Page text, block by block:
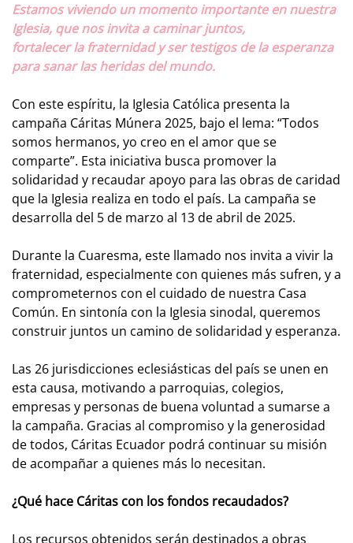
Estamos viviendo un momento importante en nuestra
Iglesia, que nos invita a caminar juntos,
fortalecer la fraternidad y ser testigos de la esperanza
para sanar las heridas del mundo.
Con este espíritu, la Iglesia Católica presenta la
campaña Cáritas Múnera 2025, bajo el lema: “Todos
somos hermanos, yo creo en el amor que se
comparte”. Esta iniciativa busca promover la
solidaridad y recaudar apoyo para las obras de caridad
que la Iglesia realiza en todo el país. La campaña se
desarrolla del 5 de marzo al 13 de abril de 2025.
Durante la Cuaresma, este llamado nos invita a vivir la
fraternidad, especialmente con quienes más sufren, y a
comprometernos con el cuidado de nuestra Casa
Común. En sintonía con la Iglesia sinodal, queremos
construir juntos un camino de solidaridad y esperanza.
Las 26 jurisdicciones eclesiásticas del país se unen en
esta causa, motivando a parroquias, colegios,
empresas y personas de buena voluntad a sumarse a
la campaña. Gracias al compromiso y la generosidad
de todos, Cáritas Ecuador podrá continuar su misión
de acompañar a quienes más lo necesitan.
¿Qué hace Cáritas con los fondos recaudados?
Los recursos obtenidos serán destinados a obras